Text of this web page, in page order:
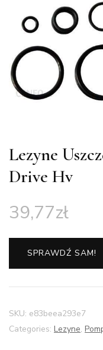
Lezyne
Drive Hv
39,77zł
SPRAWDŹ SAM!
SKU: e83beea293e7
Categories: Lezyne,